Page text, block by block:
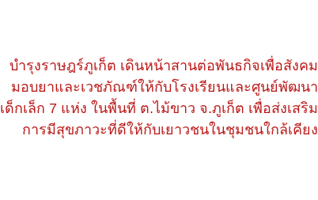
บำรุงราษฎร์ภูเก็ต เดินหน้าสานต่อพันธกิจเพื่อสังคม
มอบยาและเวชภัณฑ์ให้กับโรงเรียนและศูนย์พัฒนา
เด็กเล็ก 7 แห่ง ในพื้นที่ ต.ไม้ขาว จ.ภูเก็ต เพื่อส่งเสริม
การมีสุขภาวะที่ดีให้กับเยาวชนในชุมชนใกล้เคียง